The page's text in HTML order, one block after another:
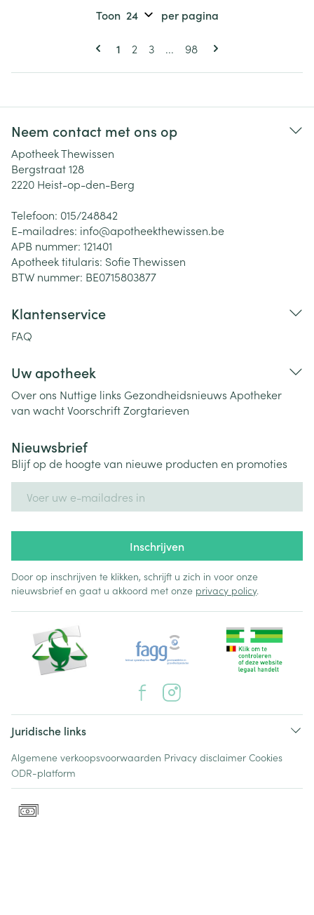
Pagina's
U lees momenteel pagina
1 Pagina
2 Pagina
3 ... Pagina
98
Toon per pagina
Neem contact met ons op
Apotheek Thewissen
Bergstraat 128
2220 Heist-op-den-Berg
Telefoon: 015/248842
E-mailadres: info@apotheekthewissen.be
APB nummer: 121401
Apotheek titularis: Sofie Thewissen
BTW nummer: BE0715803877
Klantenservice
FAQ
Uw apotheek
Over ons Nuttige links Gezondheidsnieuws Apotheker
van wachtVoorschriftZorgtarieven
Nieuwsbrief
Blijf op de hoogte van nieuwe producten en promoties
Inschrijven
Door op inschrijven te klikken, schrijft u zich in voor onze
nieuwsbrief en gaat u akkoord met onze privacy policy.
Juridische links
Algemene verkoopsvoorwaarden Privacy disclaimer Cookies
ODR-platform